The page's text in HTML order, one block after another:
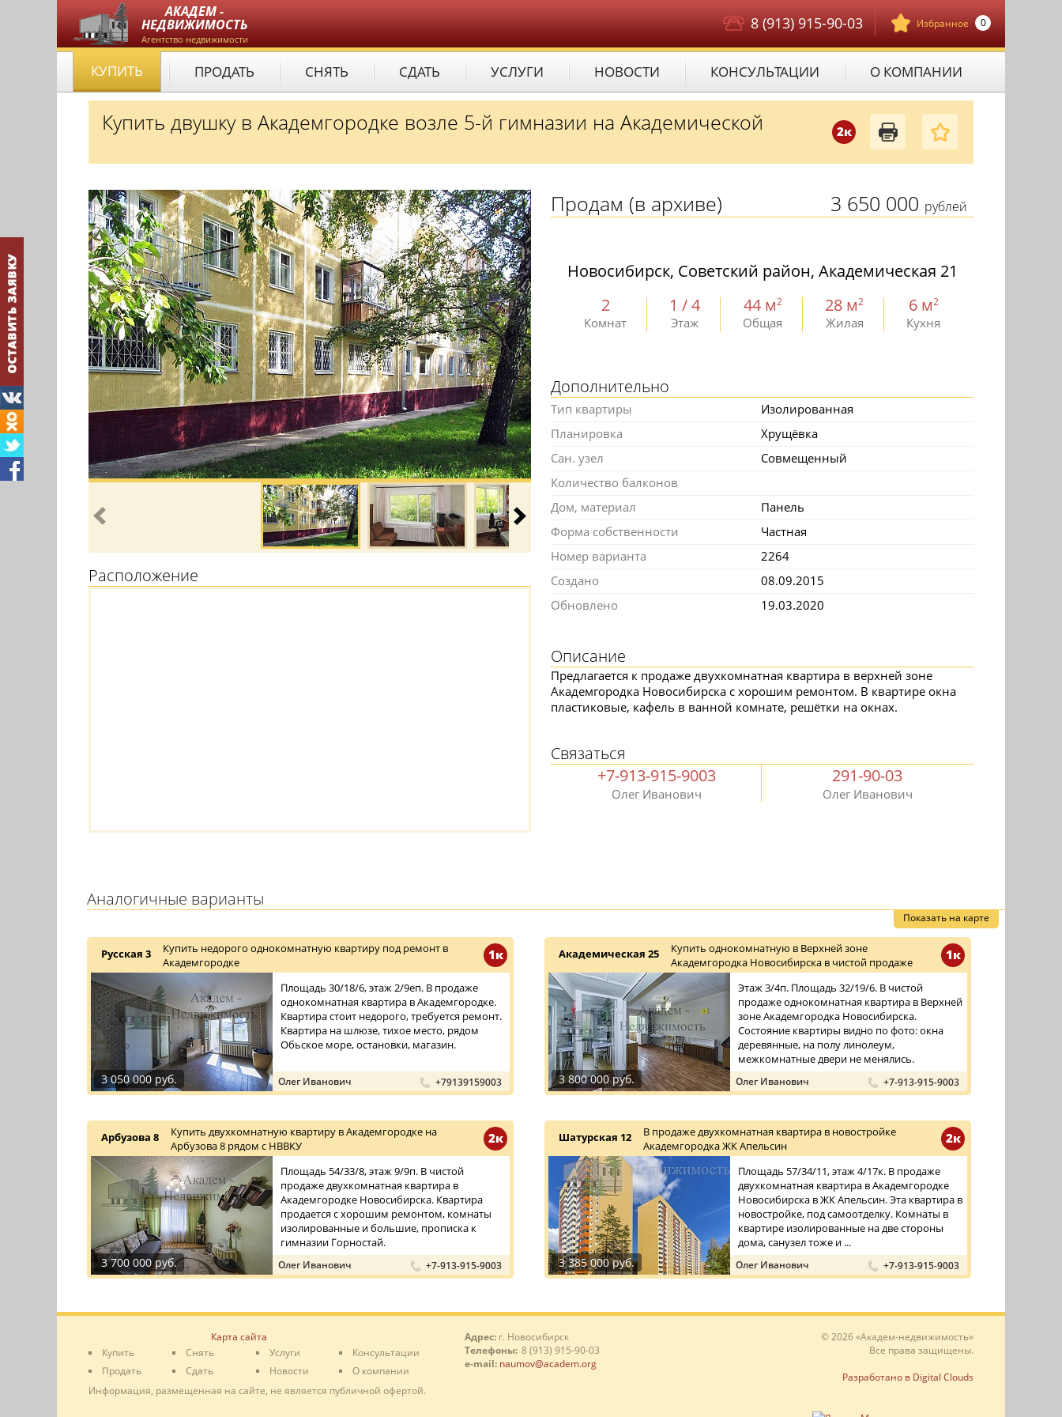
АКАДЕМ -
НЕДВИЖИМОСТЬ
Агентство недвижимости
Избранное 0
8 (913) 915-90-03
КУПИТЬ ПРОДАТЬ СНЯТЬ СДАТЬ УСЛУГИ НОВОСТИ КОНСУЛЬТАЦИИ О КОМПАНИИ
2к
Купить двушку в Академгородке возле 5-й гимназии на Академической
Расположение
3 650 000 рублей
Продам (в архиве)
Новосибирск, Советский район, Академическая 21
2
Комнат
1 / 4
Этаж
44 м2
Общая
28 м2
Жилая
6 м2
Кухня
Дополнительно
Тип квартиры
Изолированная
Планировка
Хрущёвка
Сан. узел
Совмещенный
Количество балконов
Дом, материал
Панель
Форма собственности
Частная
Номер варианта
2264
Создано
08.09.2015
Обновлено
19.03.2020
Описание
Предлагается к продаже двухкомнатная квартира в верхней зоне
Академгородка Новосибирска с хорошим ремонтом. В квартире окна
пластиковые, кафель в ванной комнате, решётки на окнах.
Связаться
+7-913-915-9003
Олег Иванович
291-90-03
Олег Иванович
Аналогичные варианты
Показать на карте
1к
Русская 3
Купить недорого однокомнатную квартиру под ремонт в
Академгородке
3 050 000 руб.
Площадь 30/18/6, этаж 2/9еп. В продаже
однокомнатная квартира в Академгородке.
Квартира стоит недорого, требуется ремонт.
Квартира на шлюзе, тихое место, рядом
Обьское море, остановки, магазин.
Олег Иванович +79139159003
1к
Академическая 25
Купить однокомнатную в Верхней зоне
Академгородка Новосибирска в чистой продаже
3 800 000 руб.
Этаж 3/4п. Площадь 32/19/6. В чистой
продаже однокомнатная квартира в Верхней
зоне Академгородка Новосибирска.
Состояние квартиры видно по фото: окна
деревянные, на полу линолеум,
межкомнатные двери не менялись.
Олег Иванович +7-913-915-9003
2к
Арбузова 8
Купить двухкомнатную квартиру в Академгородке на
Арбузова 8 рядом с НВВКУ
3 700 000 руб.
Площадь 54/33/8, этаж 9/9п. В чистой
продаже двухкомнатная квартира в
Академгородке Новосибирска. Квартира
продается с хорошим ремонтом, комнаты
изолированные и большие, прописка к
гимназии Горностай.
Олег Иванович +7-913-915-9003
2к
Шатурская 12
В продаже двухкомнатная квартира в новостройке
Академгородка ЖК Апельсин
3 385 000 руб.
Площадь 57/34/11, этаж 4/17к. В продаже
двухкомнатная квартира в Академгородке
Новосибирска в ЖК Апельсин. Эта квартира в
новостройке, под самоотделку. Комнаты в
квартире изолированные на две стороны
дома, санузел тоже и ...
Олег Иванович +7-913-915-9003
Карта сайта
Купить
Продать
Снять
Сдать
Услуги
Новости
Консультации
О компании
Информация, размещенная на сайте, не является публичной офертой.
Адрес: г. Новосибирск
Телефоны: 8 (913) 915-90-03
e-mail: naumov@academ.org
© 2026 «Академ-недвижимость»
Все права защищены.
Разработано в Digital Clouds